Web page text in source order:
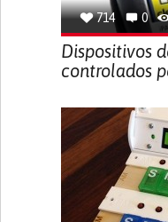
714 0
Dispositivos
controlados